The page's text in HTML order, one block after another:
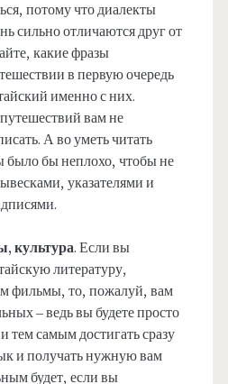
потому что диалекты
сильно отличаются друг от
какие фразы
в первую очередь
именно с них.
вам не
А во уметь читать
было бы неплохо, чтобы не
указателями и
культура. Если вы
литературу,
фильмы, то, пожалуй, вам
– ведь вы будете просто
тем самым достигать сразу
и получать нужную вам
будет, если вы